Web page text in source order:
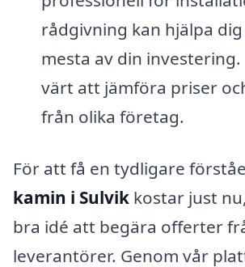
rådgivning kan hjälpa
mesta av din
värt att jämföra priser
från olika företag.
För att få en tydligare
kamin i Sulvik kostar just
bra idé att begära offerter
leverantörer. Genom vår